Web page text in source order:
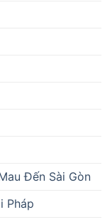
Đến Sài Gòn
Pháp